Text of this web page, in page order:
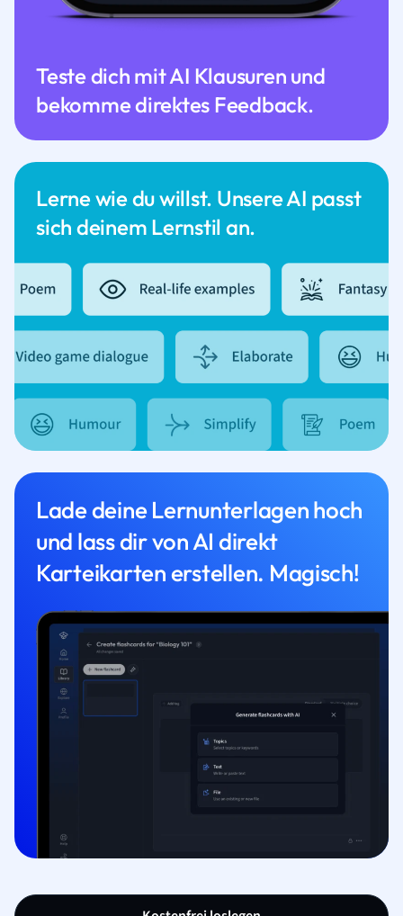
Lerne wie du willst. Unsere AI passt
sich deinem Lernstil an.
Teste dich mit AI Klausuren und
bekomme direktes Feedback.
Lade deine Lernunterlagen hoch
und lass dir von AI direkt
Karteikarten erstellen. Magisch!